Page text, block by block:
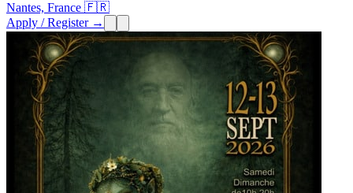
Nantes, France 🇫🇷
Apply / Register →